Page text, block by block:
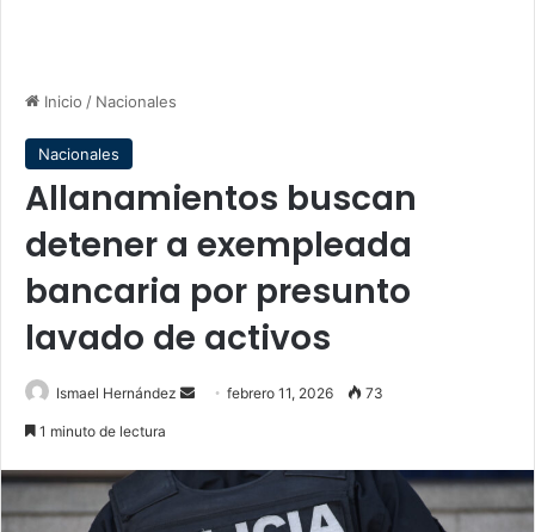
Inicio / Nacionales
Nacionales
Allanamientos buscan
detener a exempleada
bancaria por presunto
lavado de activos
Ismael Hernández
Sendfebrero 11, 2026 73
1 minuto de lectura